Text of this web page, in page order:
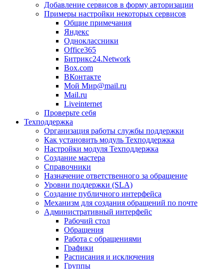
Добавление сервисов в форму авторизации
Примеры настройки некоторых сервисов
Общие примечания
Яндекс
Одноклассники
Office365
Битрикс24.Network
Box.com
ВКонтакте
Мой Мир@mail.ru
Mail.ru
Liveinternet
Проверьте себя
Техподдержка
Организация работы службы поддержки
Как установить модуль Техподдержка
Настройки модуля Техподдержка
Создание мастера
Справочники
Назначение ответственного за обращение
Уровни поддержки (SLA)
Создание публичного интерфейса
Механизм для создания обращений по почте
Административный интерфейс
Рабочий стол
Обращения
Работа с обращениями
Графики
Расписания и исключения
Группы